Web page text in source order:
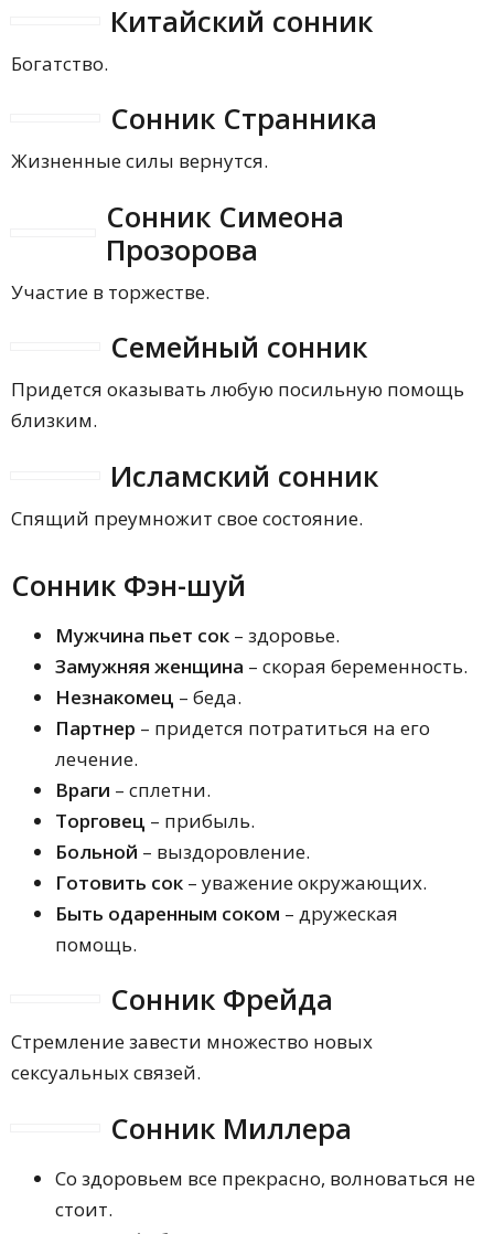
Китайский сонник
Богатство.
Сонник Странника
Жизненные силы вернутся.
Сонник Симеона
Прозорова
Участие в торжестве.
Семейный сонник
Придется оказывать любую посильную помощь
близким.
Исламский сонник
Спящий преумножит свое состояние.
Сонник Фэн-шуй
Мужчина пьет сок – здоровье.
Замужняя женщина – скорая беременность.
Незнакомец – беда.
Партнер – придется потратиться на его
лечение.
Враги – сплетни.
Торговец – прибыль.
Больной – выздоровление.
Готовить сок – уважение окружающих.
Быть одаренным соком – дружеская
помощь.
Сонник Фрейда
Стремление завести множество новых
сексуальных связей.
Сонник Миллера
Со здоровьем все прекрасно, волноваться не
стоит.